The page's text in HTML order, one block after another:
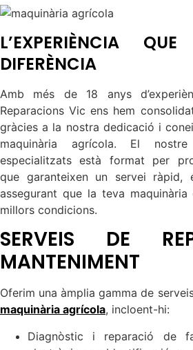
L’EXPERIÈNCIA
DIFERÈNCIA
Amb més de 18 anys
Reparacions Vic ens hem
gràcies a la nostra dedicació i
maquinària agrícola. El
especialitzats està format per
que garanteixen un servei ràpid,
assegurant que la teva
millors condicions.
SERVEIS DE
MANTENIMENT
Oferim una àmplia gamma de
maquinària agrícola, incloent-hi:
Diagnòstic i reparació de